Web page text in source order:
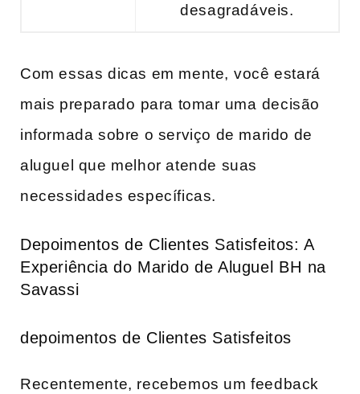
desagradáveis.
Com essas dicas em mente, ⁤você estará
mais preparado⁣ para tomar⁢ uma⁣ decisão
‍informada sobre o serviço ‍de marido de
aluguel que melhor atende suas
necessidades​ específicas.
Depoimentos de Clientes Satisfeitos: ‌A
Experiência​ do​ Marido de Aluguel⁤ BH ⁢na​
Savassi
depoimentos‌ de Clientes Satisfeitos
Recentemente, recebemos um feedback